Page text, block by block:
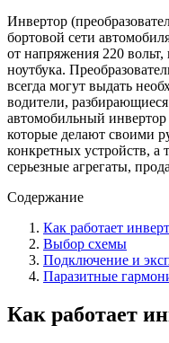
Инвертор
бортовой сети
от напряжения 220
ноутбука.
всегда могут выдать
водители,
автомобильный
которые делают своими
конкретных устройств, а
серьезные агрегаты,
Содержание
Как работает
Выбор схемы
Подключение и
Паразитные
Как работает